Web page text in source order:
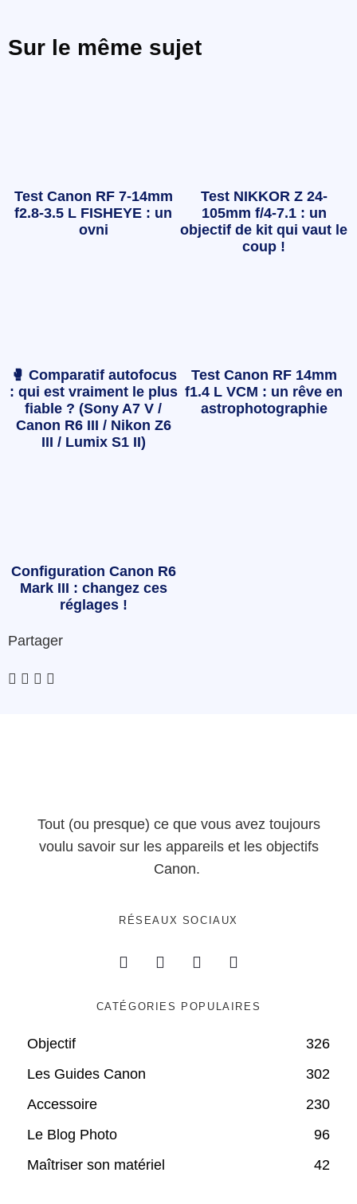
Sur le même sujet
Test Canon RF 7-14mm
f2.8-3.5 L FISHEYE : un
ovni
Test NIKKOR Z 24-
105mm f/4-7.1 : un
objectif de kit qui vaut le
coup !
🥊 Comparatif autofocus
: qui est vraiment le plus
fiable ? (Sony A7 V /
Canon R6 III / Nikon Z6
III / Lumix S1 II)
Test Canon RF 14mm
f1.4 L VCM : un rêve en
astrophotographie
Configuration Canon R6
Mark III : changez ces
réglages !
Partager
Tout (ou presque) ce que vous avez toujours
voulu savoir sur les appareils et les objectifs
Canon.
RÉSEAUX SOCIAUX
CATÉGORIES POPULAIRES
Objectif
326
Les Guides Canon
302
Accessoire
230
Le Blog Photo
96
Maîtriser son matériel
42